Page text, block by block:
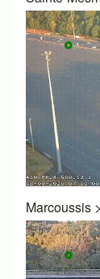
Marcoussis >